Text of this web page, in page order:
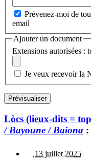
Prévenez-moi de
email
Ajouter un document
Extensions autorisées :
Je veux recevoir la
Lòcs (lieux-dits =
/ Bayoune / Baiona :
13 juillet 2025